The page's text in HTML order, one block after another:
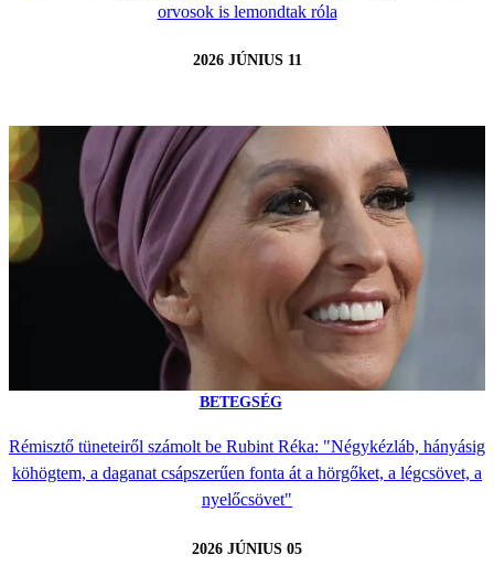
orvosok is lemondtak róla
2026 JÚNIUS 11
BETEGSÉG
Rémisztő tüneteiről számolt be Rubint Réka: "Négykézláb, hányásig
köhögtem, a daganat csápszerűen fonta át a hörgőket, a légcsövet, a
nyelőcsövet"
2026 JÚNIUS 05